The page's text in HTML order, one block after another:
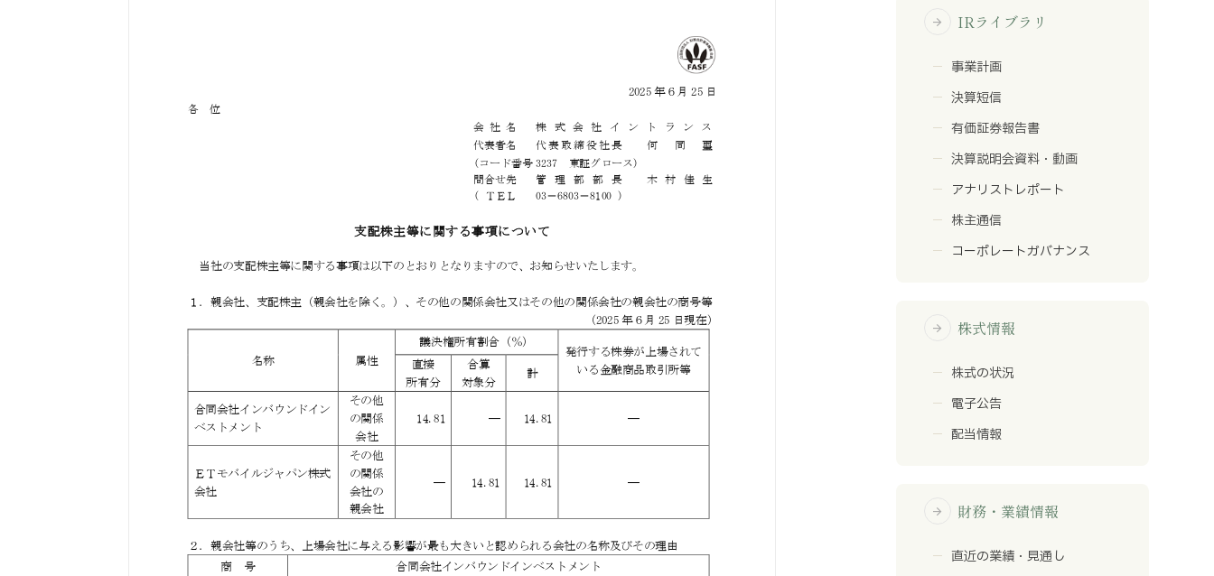
arrow_forward IRライブラリ
事業計画
決算短信
有価証券報告書
決算説明会資料・動画
アナリストレポート
株主通信
コーポレートガバナンス
arrow_forward 株式情報
株式の状況
電子公告
配当情報
arrow_forward 財務・業績情報
直近の業績・見通し